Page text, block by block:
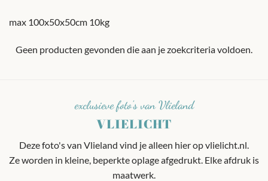
max 100x50x50cm 10kg
Geen producten gevonden die aan je zoekcriteria voldoen.
exclusieve foto's van Vlieland
VLIELICHT
Deze foto's van Vlieland vind je alleen hier op vlielicht.nl.
Ze worden in kleine, beperkte oplage afgedrukt. Elke afdruk is
maatwerk.